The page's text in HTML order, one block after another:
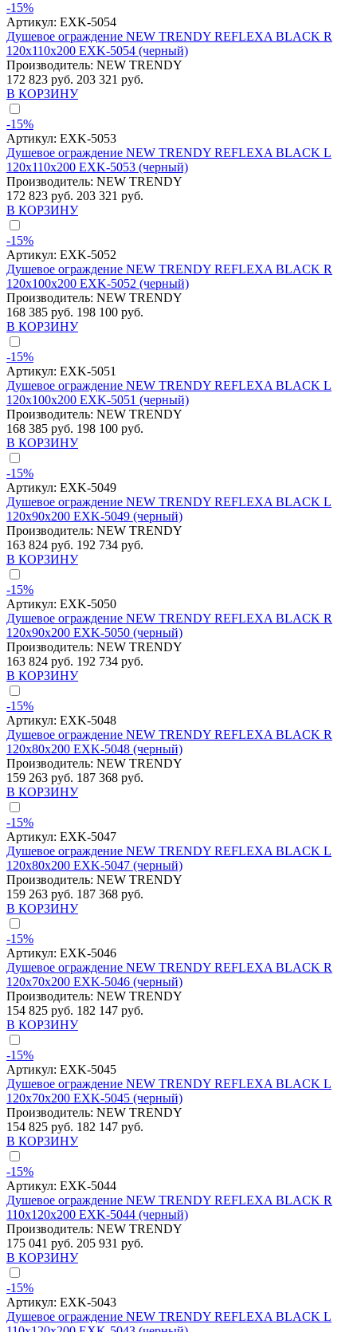
-15%
Артикул: EXK-5054
Душевое ограждение NEW TRENDY REFLEXA BLACK R
120x110x200 EXK-5054 (черный)
Производитель: NEW TRENDY
172 823 руб. 203 321 руб.
В КОРЗИНУ
-15%
Артикул: EXK-5053
Душевое ограждение NEW TRENDY REFLEXA BLACK L
120x110x200 EXK-5053 (черный)
Производитель: NEW TRENDY
172 823 руб. 203 321 руб.
В КОРЗИНУ
-15%
Артикул: EXK-5052
Душевое ограждение NEW TRENDY REFLEXA BLACK R
120x100x200 EXK-5052 (черный)
Производитель: NEW TRENDY
168 385 руб. 198 100 руб.
В КОРЗИНУ
-15%
Артикул: EXK-5051
Душевое ограждение NEW TRENDY REFLEXA BLACK L
120x100x200 EXK-5051 (черный)
Производитель: NEW TRENDY
168 385 руб. 198 100 руб.
В КОРЗИНУ
-15%
Артикул: EXK-5049
Душевое ограждение NEW TRENDY REFLEXA BLACK L
120x90x200 EXK-5049 (черный)
Производитель: NEW TRENDY
163 824 руб. 192 734 руб.
В КОРЗИНУ
-15%
Артикул: EXK-5050
Душевое ограждение NEW TRENDY REFLEXA BLACK R
120x90x200 EXK-5050 (черный)
Производитель: NEW TRENDY
163 824 руб. 192 734 руб.
В КОРЗИНУ
-15%
Артикул: EXK-5048
Душевое ограждение NEW TRENDY REFLEXA BLACK R
120x80x200 EXK-5048 (черный)
Производитель: NEW TRENDY
159 263 руб. 187 368 руб.
В КОРЗИНУ
-15%
Артикул: EXK-5047
Душевое ограждение NEW TRENDY REFLEXA BLACK L
120x80x200 EXK-5047 (черный)
Производитель: NEW TRENDY
159 263 руб. 187 368 руб.
В КОРЗИНУ
-15%
Артикул: EXK-5046
Душевое ограждение NEW TRENDY REFLEXA BLACK R
120x70x200 EXK-5046 (черный)
Производитель: NEW TRENDY
154 825 руб. 182 147 руб.
В КОРЗИНУ
-15%
Артикул: EXK-5045
Душевое ограждение NEW TRENDY REFLEXA BLACK L
120x70x200 EXK-5045 (черный)
Производитель: NEW TRENDY
154 825 руб. 182 147 руб.
В КОРЗИНУ
-15%
Артикул: EXK-5044
Душевое ограждение NEW TRENDY REFLEXA BLACK R
110x120x200 EXK-5044 (черный)
Производитель: NEW TRENDY
175 041 руб. 205 931 руб.
В КОРЗИНУ
-15%
Артикул: EXK-5043
Душевое ограждение NEW TRENDY REFLEXA BLACK L